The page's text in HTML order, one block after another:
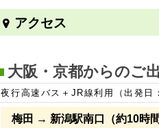
アクセス
大阪・京都からのご
夜行高速バス＋JR線利用（出発日
梅田 → 新潟駅南口（約10時